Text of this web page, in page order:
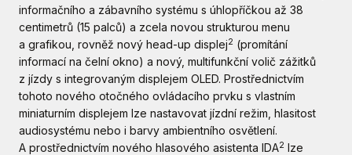
informačního a zábavního systému s úhlopříčkou až 38
centimetrů (15 palců) a zcela novou strukturou menu
a grafikou, rovněž nový head-up displej2 (promítání
informací na čelní okno) a nový, multifunkční volič zážitků
z jízdy s integrovaným displejem OLED. Prostřednictvím
tohoto nového otočného ovládacího prvku s vlastním
miniaturním displejem lze nastavovat jízdní režim, hlasitost
audiosystému nebo i barvy ambientního osvětlení.
A prostřednictvím nového hlasového asistenta IDA2 lze